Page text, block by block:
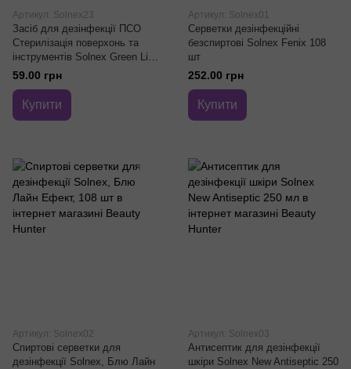
Артикул: Solnex23
Засіб для дезінфекції ПСО
Стерилізація поверхонь та
інструментів Solnex Green Line
Basic 20 мл
59.00 грн
Купити
Артикул: Solnex01
Серветки дезінфекційні
безспиртові Solnex Fenix ​​108
шт
252.00 грн
Купити
Артикул: Solnex02
Спиртові серветки для
дезінфекції Solnex, Блю Лайн
Артикул: Solnex03
Антисептик для дезінфекції
шкіри Solnex New Antiseptic 250